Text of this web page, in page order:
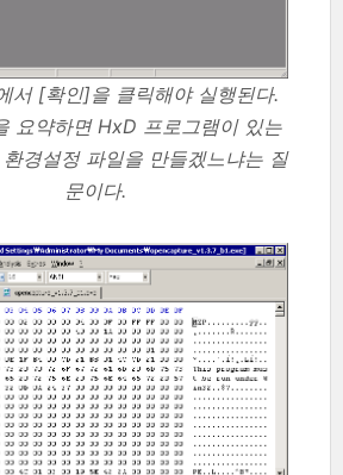
서 [확인]을 클릭해야 실행된다.
요약하면 HxD 프로그램이 있는
경설정 파일을 만들겠느냐는 질
문이다.